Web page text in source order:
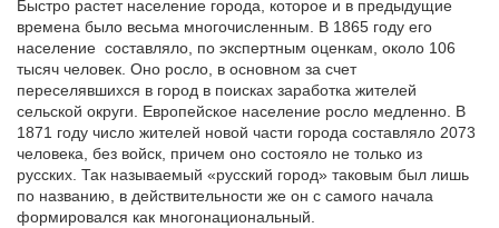
Быстро растет население города, которое и в предыдущие
времена было весьма многочисленным. В 1865 году его
население составляло, по экспертным оценкам, около 106
тысяч человек. Оно росло, в основном за счет
переселявшихся в город в поисках заработка жителей
сельской округи. Европейское население росло медленно. В
1871 году число жителей новой части города составляло 2073
человека, без войск, причем оно состояло не только из
русских. Так называемый «русский город» таковым был лишь
по названию, в действительности же он с самого начала
формировался как многонациональный.